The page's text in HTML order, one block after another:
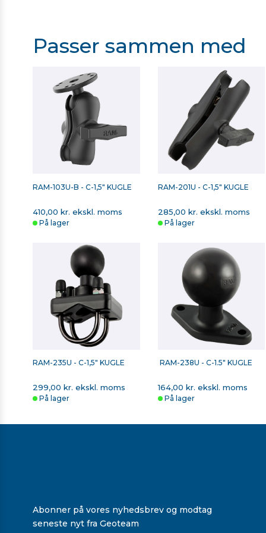
RAM Mounts Brochure - Off-road køretøjer
RAM Mounts Brochure - Mountainbikes
Passer sammen med
RAM-103U-B - C-1,5" KUGLE
410,00 kr. ekskl. moms
På lager
RAM-201U - C-1,5" KUGLE
285,00 kr. ekskl. moms
På lager
RAM-235U - C-1,5" KUGLE
299,00 kr. ekskl. moms
På lager
RAM-238U - C-1.5" KUGLE
164,00 kr. ekskl. moms
På lager
Abonner på vores nyhedsbrev og modtag
seneste nyt fra Geoteam